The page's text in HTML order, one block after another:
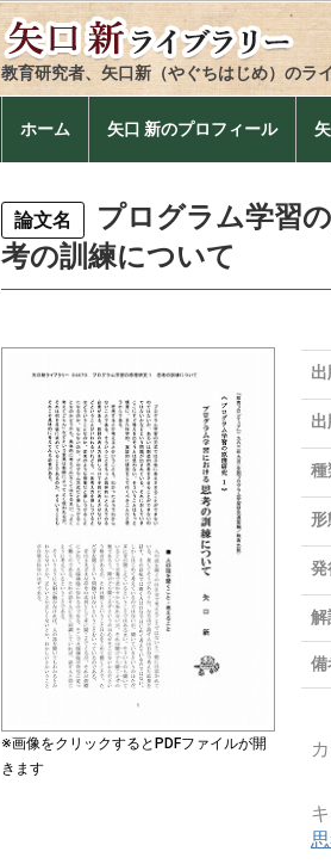
教育研究者、矢口新（やぐちはじめ）のラ
ホーム 矢口 新のプロフィール
論文名
プログラム学習
考の訓練について
※画像をクリックするとPDFファイルが開
きます
種
形
発
解
備